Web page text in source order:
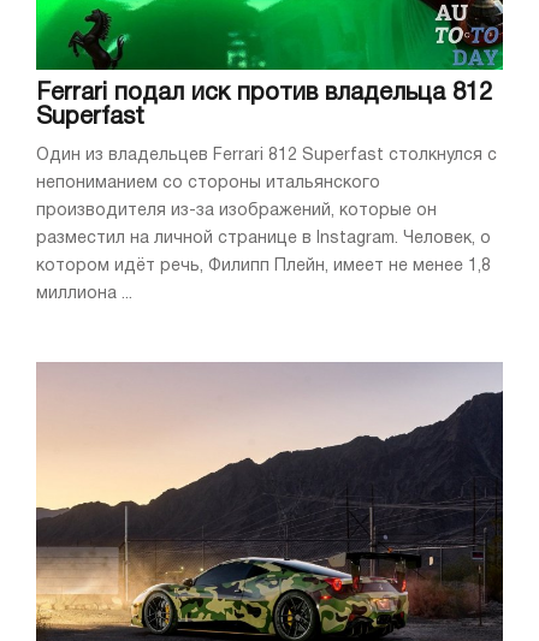
Ferrari подал иск против владельца 812
Superfast
Один из владельцев Ferrari 812 Superfast столкнулся с
непониманием со стороны итальянского
производителя из-за изображений, которые он
разместил на личной странице в Instagram. Человек, о
котором идёт речь, Филипп Плейн, имеет не менее 1,8
миллиона ...